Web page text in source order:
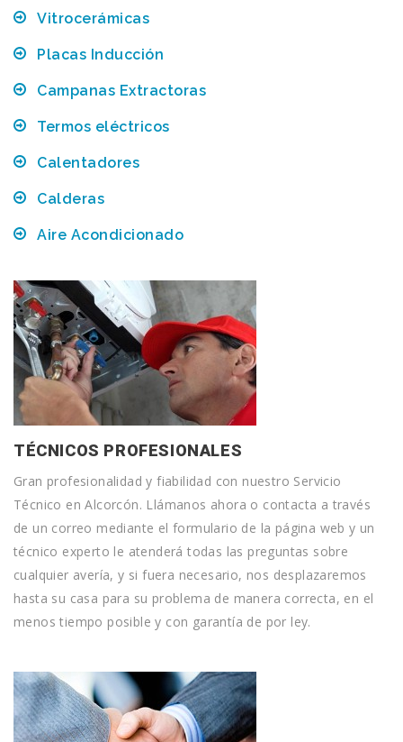
Vitrocerámicas
Placas Inducción
Campanas Extractoras
Termos eléctricos
Calentadores
Calderas
Aire Acondicionado
TÉCNICOS PROFESIONALES
Gran profesionalidad y fiabilidad con nuestro Servicio
Técnico en Alcorcón. Llámanos ahora o contacta a través
de un correo mediante el formulario de la página web y un
técnico experto le atenderá todas las preguntas sobre
cualquier avería, y si fuera necesario, nos desplazaremos
hasta su casa para su problema de manera correcta, en el
menos tiempo posible y con garantía de por ley.